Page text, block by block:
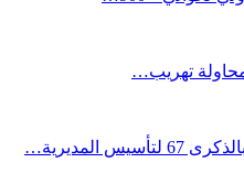
تهريب…
المديرية…